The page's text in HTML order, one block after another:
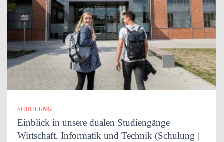
SCHULUNG
Einblick in unsere dualen Studiengänge
Wirtschaft, Informatik und Technik (Schulung |